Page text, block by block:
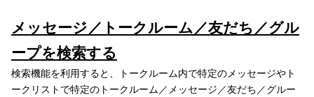
メッセージ／トークルーム／友だち／グル
ープを検索する
検索機能を利用すると、トークルーム内で特定のメッセージやト
ークリストで特定のトークルーム／メッセージ／友だち／グルー